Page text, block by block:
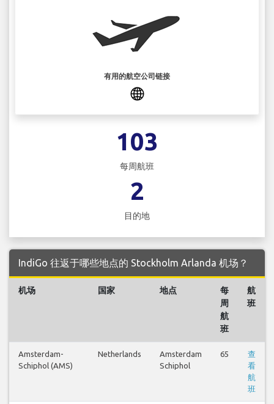
有用的航空公司链接
103
每周航班
2
目的地
IndiGo 往返于哪些地点的 Stockholm Arlanda 机场？
机场 国家 地点
每
周
航
班
航
班
Amsterdam-
Schiphol (AMS)
Netherlands
Amsterdam
Schiphol
65
查
看
航
班